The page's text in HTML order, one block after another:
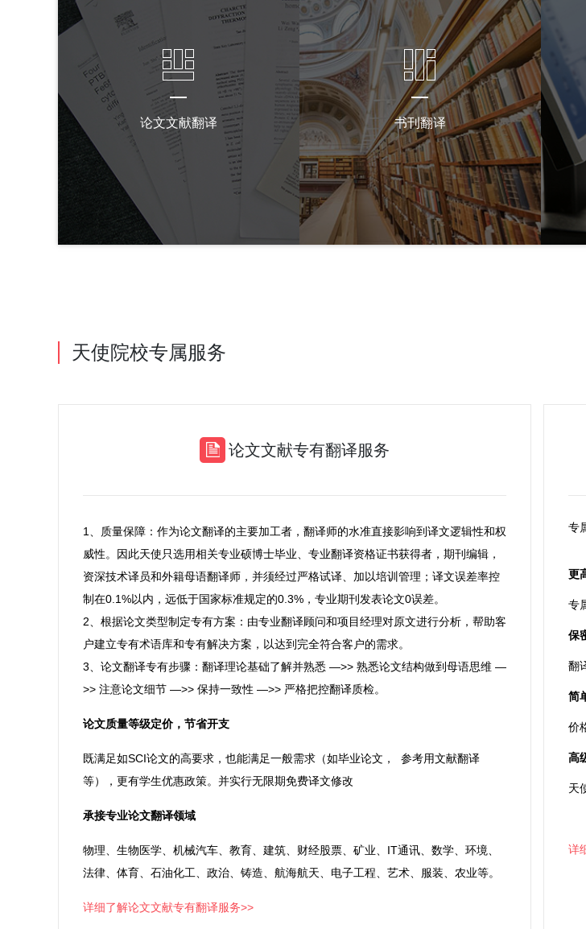
论文文献翻译 书刊翻译
天使院校专属服务
论文文献专有翻译服务
1、质量保障：作为论文翻译的主要加工者，翻译师的水准直接影响到译文逻辑性和权
威性。因此天使只选用相关专业硕博士毕业、专业翻译资格证书获得者，期刊编辑，
资深技术译员和外籍母语翻译师，并须经过严格试译、加以培训管理；译文误差率控
制在0.1%以内， 远低于国家标准规定的0.3%，专业期刊发表论文0误差。
2、根据论文类型制定专有方案：由专业翻译顾问和项目经理对原文进行分析，帮助客
户建立专有术语库和专有解决方案，以达到完全符合客户的需求。
3、论文翻译专有步骤：翻译理论基础了解并熟悉 —>> 熟悉论文结构做到母语思维 —
>> 注意论文细节 —>> 保持一致性 —>> 严格把控翻译质检。
论文质量等级定价，节省开支
既满足如SCI论文的高要求，也能满足一般需求（如毕业论文， 参考用文献翻译
等），更有学生优惠政策。并实行无限期免费译文修改
承接专业论文翻译领域
物理、生物医学、机械汽车、教育、建筑、财经股票、矿业、IT通讯、数学、环境、
法律、体育、石油化工、政治、铸造、航海航天、电子工程、艺术、服装、农业等。
详细了解论文文献专有翻译服务>>
专
更
专
保
翻
简
价
高
天
详